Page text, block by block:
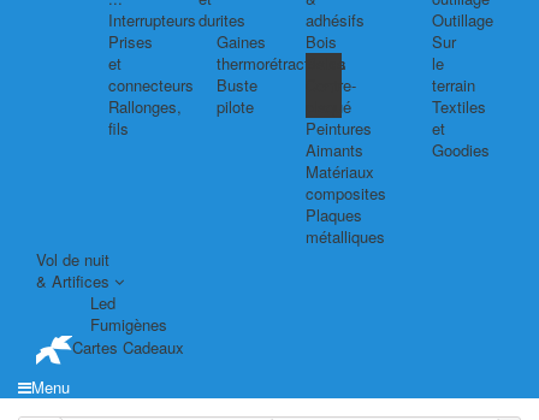
Interrupteurs
Prises
et
connecteurs
Rallonges,
fils
durites
Gaines
thermorétractables
Buste
pilote
adhésifs
Bois
Balsa
Contre-
plaqué
Peintures
Aimants
Matériaux
composites
Plaques
métalliques
Outillage
Sur
le
terrain
Textiles
et
Goodies
Vol de nuit
& Artifices
Led
Fumigènes
Cartes Cadeaux
Menu